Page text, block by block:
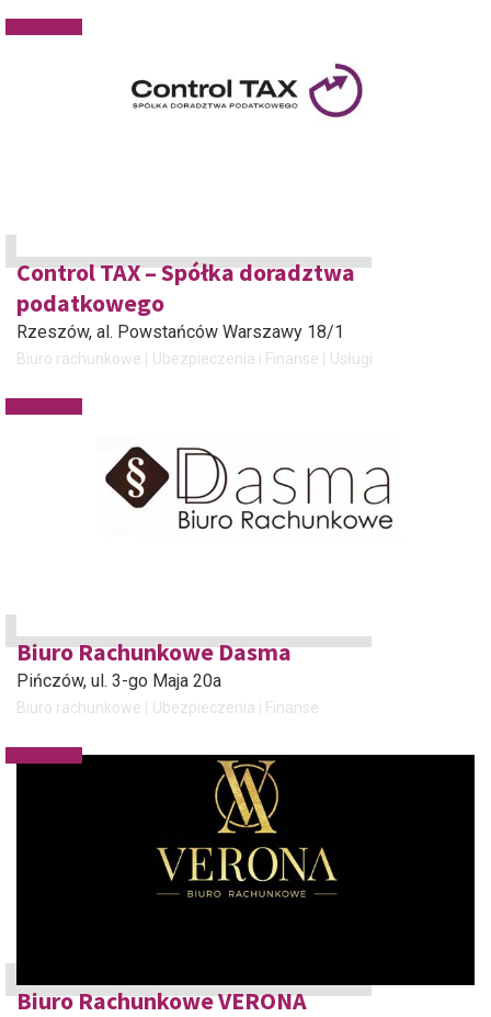
Control TAX – Spółka doradztwa
podatkowego
Rzeszów, al. Powstańców Warszawy 18/1
Biuro rachunkowe Ubezpieczenia i Finanse Usługi
Biuro Rachunkowe Dasma
Pińczów, ul. 3-go Maja 20a
Biuro rachunkowe Ubezpieczenia i Finanse
Biuro Rachunkowe VERONA